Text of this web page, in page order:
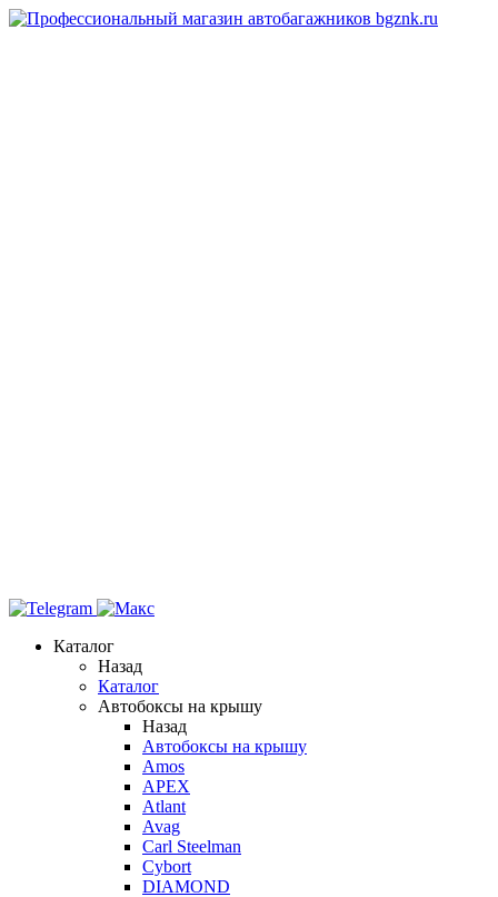
Каталог
Назад
Каталог
Автобоксы на крышу
Назад
Автобоксы на крышу
Amos
APEX
Atlant
Avag
Carl Steelman
Cybort
DIAMOND